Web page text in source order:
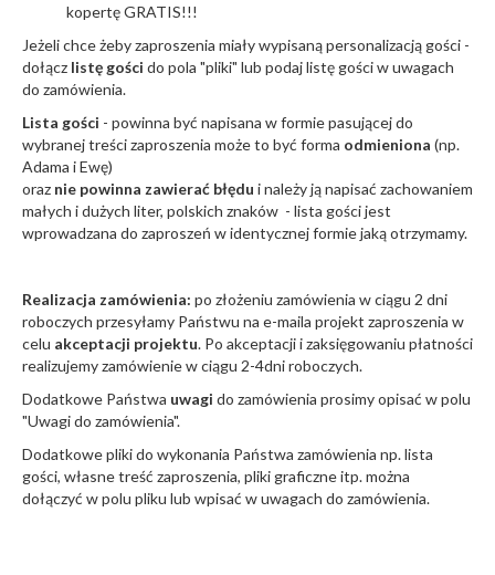
kopertę GRATIS!!!
Jeżeli chce żeby zaproszenia miały wypisaną personalizacją gości -
dołącz listę gości do pola "pliki" lub podaj listę gości w uwagach
do zamówienia.
Lista gości - powinna być napisana w formie pasującej do
wybranej treści zaproszenia może to być forma odmieniona (np.
Adama i Ewę)
oraz nie powinna zawierać błędu i należy ją napisać zachowaniem
małych i dużych liter, polskich znaków - lista gości jest
wprowadzana do zaproszeń w identycznej formie jaką otrzymamy.
Realizacja zamówienia: po złożeniu zamówienia w ciągu 2 dni
roboczych przesyłamy Państwu na e-maila projekt zaproszenia w
celu akceptacji projektu. Po akceptacji i zaksięgowaniu płatności
realizujemy zamówienie w ciągu 2-4dni roboczych.
Dodatkowe Państwa uwagi do zamówienia prosimy opisać w polu
"Uwagi do zamówienia".
Dodatkowe pliki do wykonania Państwa zamówienia np. lista
gości, własne treść zaproszenia, pliki graficzne itp. można
dołączyć w polu pliku lub wpisać w uwagach do zamówienia.